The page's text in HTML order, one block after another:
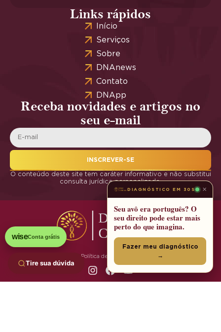
Links rápidos
Início
Serviços
Sobre
DNAnews
Contato
DNApp
Receba novidades e artigos no
seu e-mail
INSCREVER-SE
O conteúdo deste site tem caráter informativo e não substitui
consulta jurídica personalizada.
Política de Privacidade
DIAGNÓSTICO EM 30S ×
Seu avô era português? O
seu direito pode estar mais
perto do que imagina.
Fazer meu diagnóstico
→
wiseConta grátis
Tire sua dúvida